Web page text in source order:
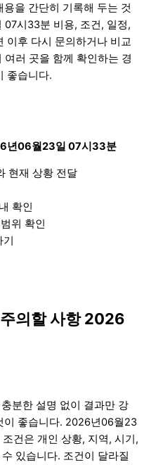
을 간단히 기록해 두는 것
시33분 비용, 조건, 일정,
이후 다시 문의하거나 비교
러 곳을 함께 확인하는 경
좋습니다.
년06월23일 07시33분
현재 상황 전달
확인
위 확인
기
의할 사항 2026
분한 설명 없이 결과만 강
이 좋습니다. 2026년06월23
건은 개인 상황, 지역, 시기,
있습니다. 조건이 달라질